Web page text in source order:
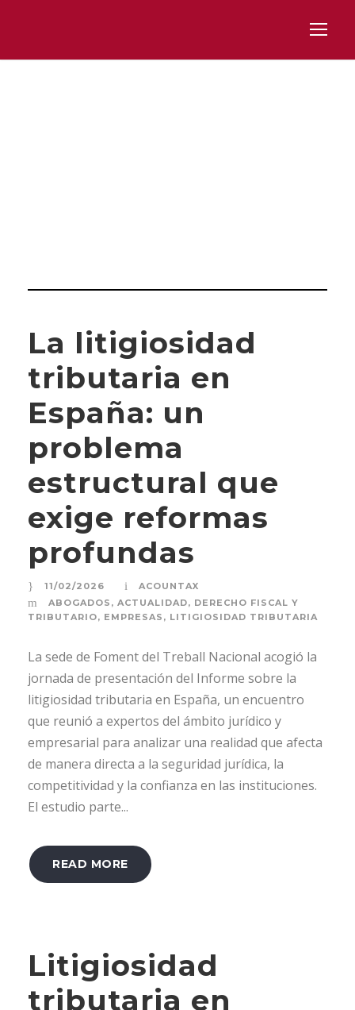
La litigiosidad
tributaria en
España: un
problema
estructural que
exige reformas
profundas
11/02/2026
ACOUNTAX
ABOGADOS , ACTUALIDAD, DERECHO FISCAL Y
TRIBUTARIO, EMPRESAS , LITIGIOSIDAD TRIBUTARIA
La sede de Foment del Treball Nacional acogió la
jornada de presentación del Informe sobre la
litigiosidad tributaria en España, un encuentro
que reunió a expertos del ámbito jurídico y
empresarial para analizar una realidad que afecta
de manera directa a la seguridad jurídica, la
competitividad y la confianza en las instituciones.
El estudio parte...
READ MORE
Litigiosidad
tributaria en